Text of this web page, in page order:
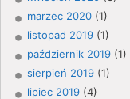
marzec 2020 (1)
listopad 2019 (1)
październik 2019 (1)
sierpień 2019 (1)
lipiec 2019 (4)